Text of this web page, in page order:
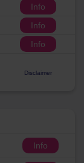
Info
Info
Info
Disclaimer
Info